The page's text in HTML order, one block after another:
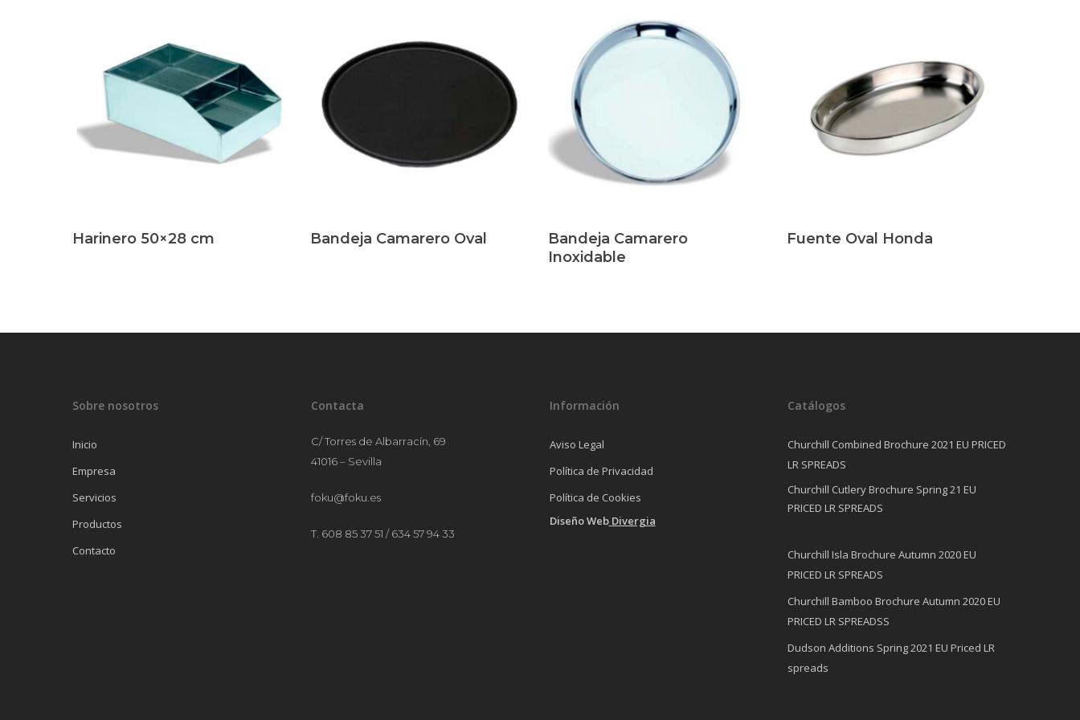
Leer Más
Harinero 50×28 cm Leer Más
Bandeja Camarero Oval Leer Más
Bandeja Camarero
Inoxidable
Fuente Oval Honda
Sobre nosotros
Inicio
Empresa
Servicios
Productos
Contacto
Contacta
C/ Torres de Albarracín, 69
41016 – Sevilla
foku@foku.es
T. 608 85 37 51 / 634 57 94 33
Información
Aviso Legal
Política de Privacidad
Política de Cookies
Diseño Web Divergia
Catálogos
Churchill Combined Brochure 2021 EU PRICED
LR SPREADS
Churchill Cutlery Brochure Spring 21 EU
PRICED LR SPREADS
Churchill Isla Brochure Autumn 2020 EU
PRICED LR SPREADS
Churchill Bamboo Brochure Autumn 2020 EU
PRICED LR SPREADSS
Dudson Additions Spring 2021 EU Priced LR
spreads